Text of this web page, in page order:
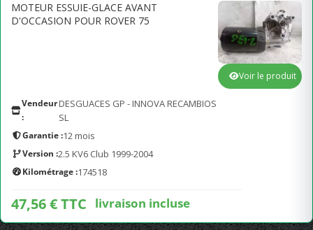
MOTEUR ESSUIE-GLACE AVANT
D'OCCASION POUR ROVER 75
Vendeur
:
DESGUACES GP - INNOVA RECAMBIOS
SL
Garantie :12 mois
Version :2.5 KV6 Club 1999-2004
Kilométrage :174518
47,56 € TTC livraison incluse
Voir le produit